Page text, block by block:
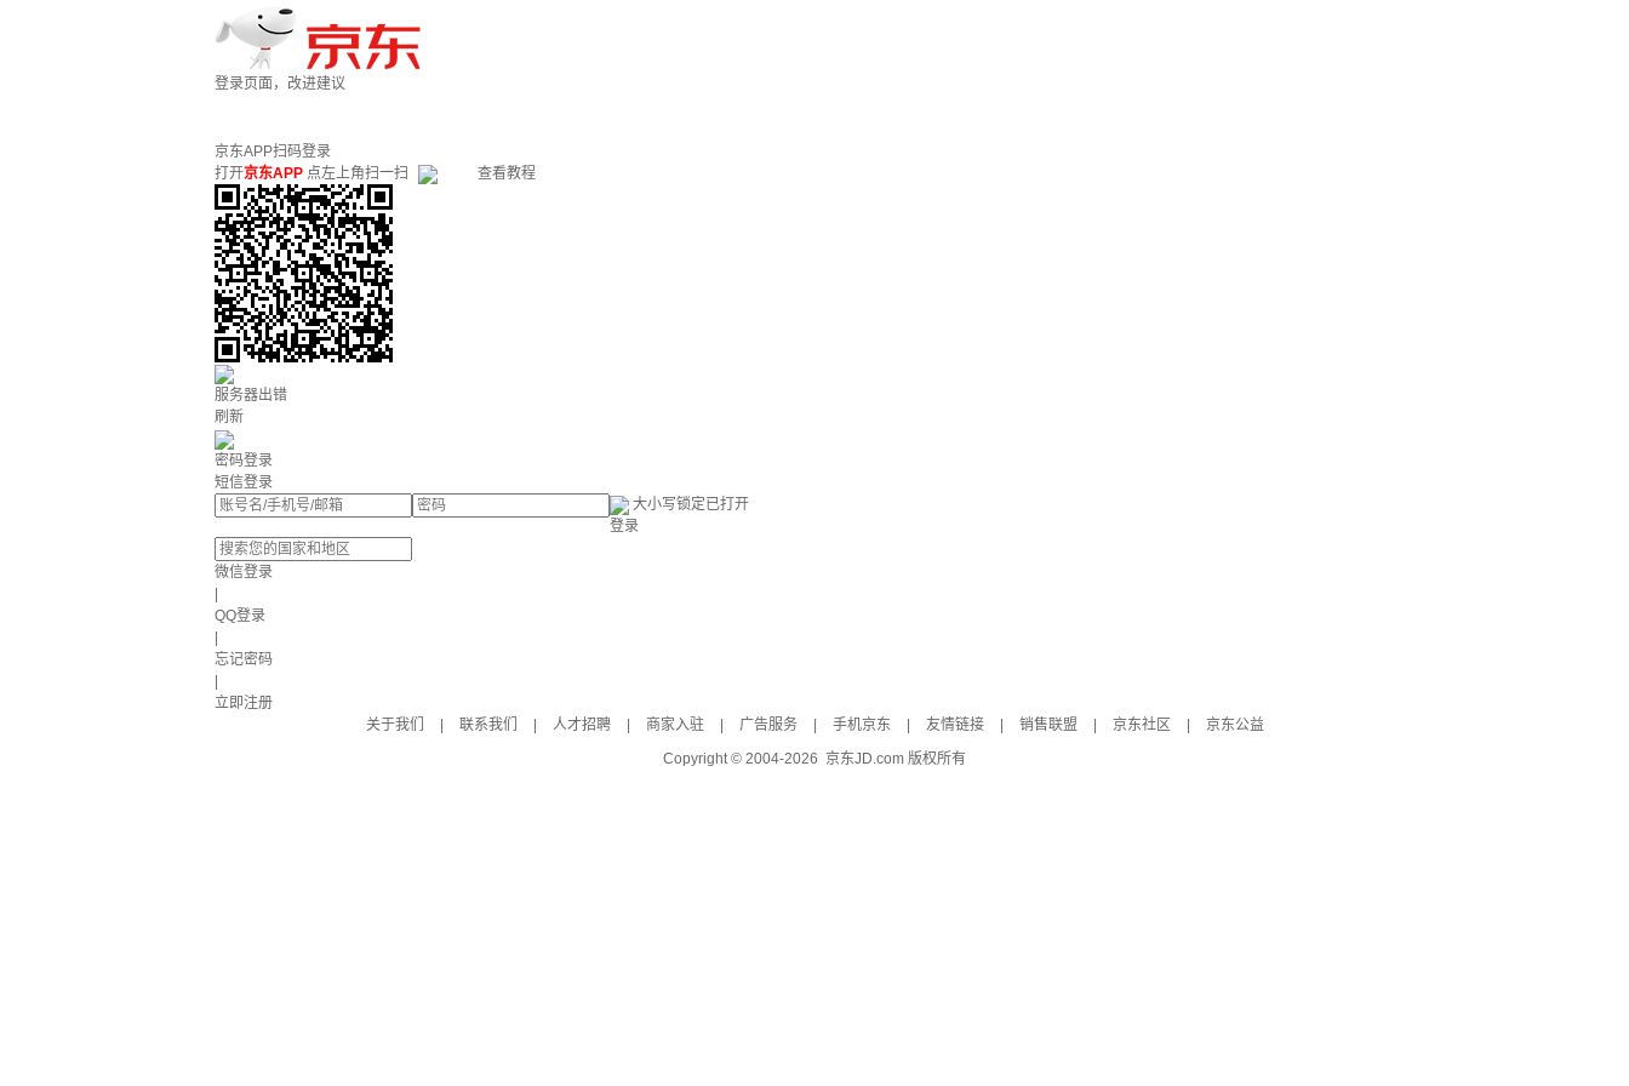
登录页面，改进建议
京东APP扫码登录
打开京东APP 点左上角扫一扫 查看教程
服务器出错
刷新
密码登录
短信登录
大小写锁定已打开
登录
微信登录
QQ登录
忘记密码
立即注册
关于我们
联系我们 人才招聘 商家入驻 广告服务 手机京东 友情链接 销售联盟 京东社区
京东公益
Copyright © 2004-2026 京东JD.com 版权所有